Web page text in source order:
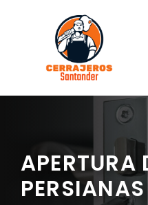
contenido
APERTURA